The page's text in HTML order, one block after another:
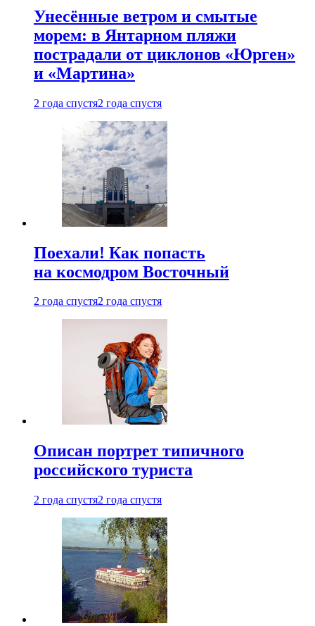
Унесённые ветром и смытые
морем: в Янтарном пляжи
пострадали от циклонов «Юрген»
и «Мартина»
2 года спустя2 года спустя
Поехали! Как попасть
на космодром Восточный
2 года спустя2 года спустя
Описан портрет типичного
российского туриста
2 года спустя2 года спустя